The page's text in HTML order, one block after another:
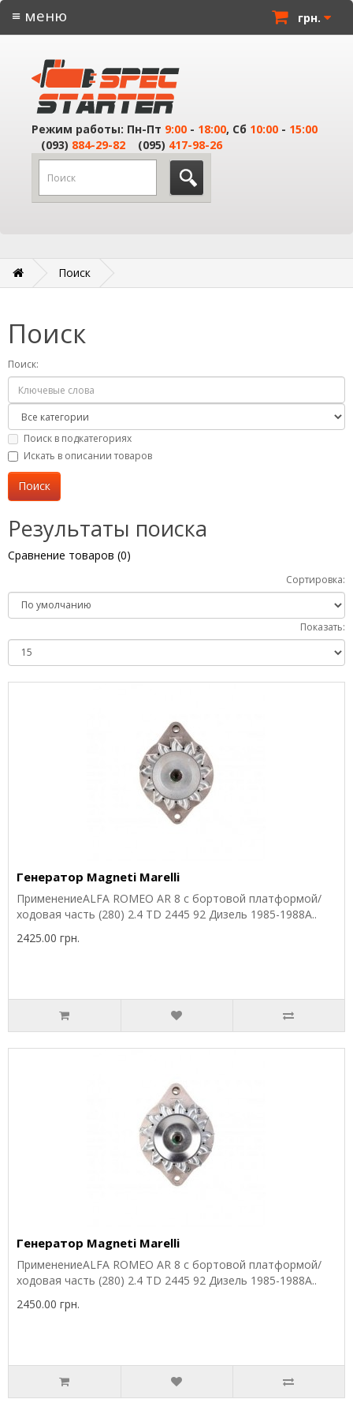
грн.
≡ меню
Режим работы: Пн-Пт 9:00 - 18:00, Сб 10:00 - 15:00
(093) 884-29-82 (095) 417-98-26
Поиск
Поиск
Поиск:
Поиск в подкатегориях
Искать в описании товаров
Результаты поиска
Сравнение товаров (0)
Сортировка:
Показать:
Генератор Magneti Marelli
ПрименениеALFA ROMEO AR 8 c бортовой платформой/
ходовая часть (280) 2.4 TD 2445 92 Дизель 1985-1988A..
2425.00 грн.
Генератор Magneti Marelli
ПрименениеALFA ROMEO AR 8 c бортовой платформой/
ходовая часть (280) 2.4 TD 2445 92 Дизель 1985-1988A..
2450.00 грн.